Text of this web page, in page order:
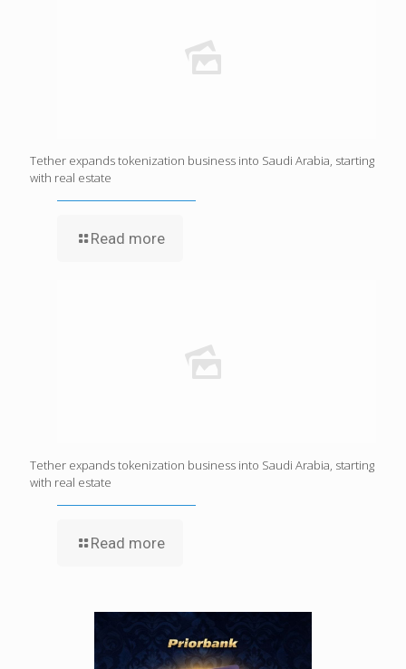
Tether expands tokenization business into Saudi Arabia, starting
with real estate
Read more
Tether expands tokenization business into Saudi Arabia, starting
with real estate
Read more